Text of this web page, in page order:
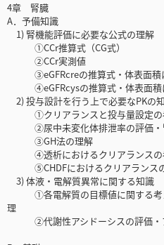
4章 腎臓
A．予備知識
1) 腎機能評価に必要な公式の理解
①CCr推算式（CG式）
②CCr実測値
③eGFRcreの推算式・体表面積
④eGFRcysの推算式・体表面積
2) 投与設計を行う上で必要なPKの
①クリアランスと投与量設定の
②尿中未変化体排泄率の評価・
③GH法の理解
④透析におけるクリアランスの
⑤CHDFにおけるクリアランス
3) 体液・電解質異常に関する知識
①各電解質の目標値に関する考
理
②代謝性アシドーシスの評価・